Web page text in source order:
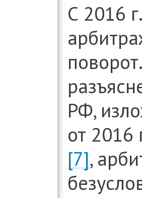
С 2016
РФ,
от 2016
[7],